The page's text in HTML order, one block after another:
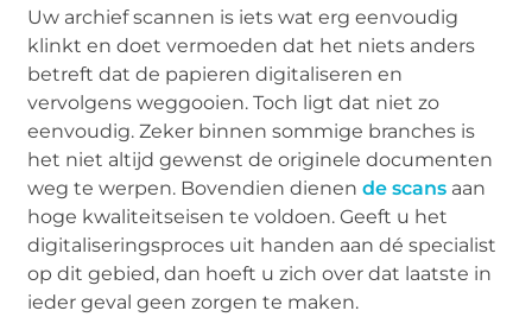
Uw archief scannen is iets wat erg eenvoudig
klinkt en doet vermoeden dat het niets anders
betreft dat de papieren digitaliseren en
vervolgens weggooien. Toch ligt dat niet zo
eenvoudig. Zeker binnen sommige branches is
het niet altijd gewenst de originele documenten
weg te werpen. Bovendien dienende scans aan
hoge kwaliteitseisen te voldoen. Geeft u het
digitaliseringsproces uit handen aan dé specialist
op dit gebied, dan hoeft u zich over dat laatste in
ieder geval geen zorgen te maken.